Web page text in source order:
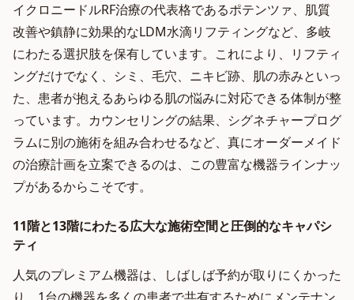
イクロニードルRF治療の代表格であるポテンツァ、肌質
改善や鎮静に効果的なLDM水滴リフティングなど、多岐
にわたる選択肢を保有しています。これにより、リフティ
ングだけでなく、シミ、毛穴、ニキビ跡、肌の赤みといっ
た、患者が抱えるあらゆる肌の悩みに対応できる体制が整
っています。カウンセリングの結果、シグネチャープログ
ラムに別の施術を組み合わせるなど、真にオーダーメイド
の治療計画を立案できるのは、この豊富な機器ラインナッ
プがあるからこそです。
11階と13階にわたる広大な施術空間と圧倒的なキャパシ
ティ
人気のプレミアム機器は、しばしば予約が取りにくかった